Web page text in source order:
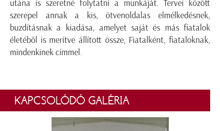
utána is szeretné folytatni a munkáját. Tervei között
szerepel annak a kis, ötvenoldalas elmélkedésnek,
buzdításnak a kiadása, amelyet saját és más fiatalok
életéből is merítve állított össze, Fiatalként, fiataloknak,
mindenkinek címmel.
KAPCSOLÓDÓ GALÉRIA